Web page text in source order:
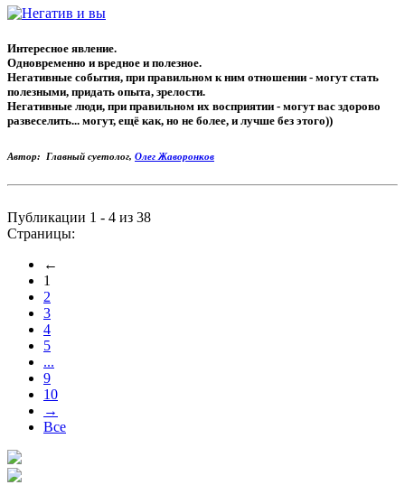
Интересное явление.
Одновременно и вредное и полезное.
Негативные события, при правильном к ним отношении - могут стать
полезными, придать опыта, зрелости.
Негативные люди, при правильном их восприятии - могут вас здорово
развеселить... могут, ещё как, но не более, и лучше без этого))
Автор: Главный суетолог, Олег Жаворонков
Публикации 1 - 4 из 38
Страницы:
←
1
2
3
4
5
...
9
10
→
Все